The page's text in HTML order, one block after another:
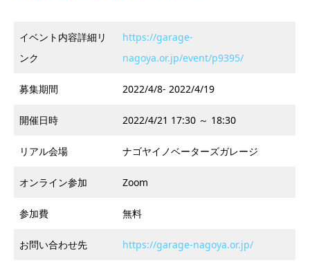
イベント内容詳細リ
ンク
https://garage-
nagoya.or.jp/event/p9395/
募集期間 2022/4/8- 2022/4/19
開催日時 2022/4/21 17:30 ～ 18:30
リアル会場 ナゴヤイノベーターズガレージ
オンライン参加 Zoom
参加費 無料
お問い合わせ先 https://garage-nagoya.or.jp/